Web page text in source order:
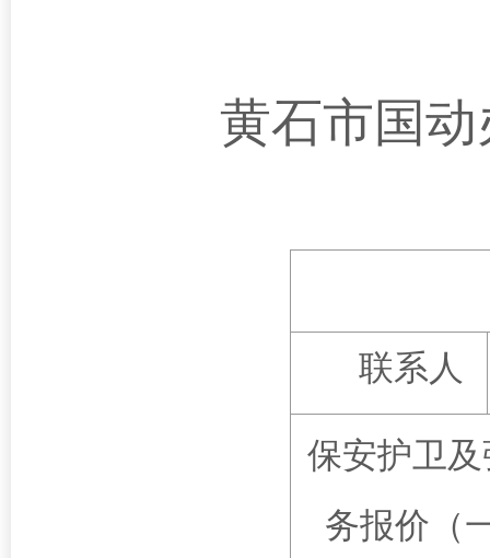
黄石市国
联系人
保安护卫
务报价（